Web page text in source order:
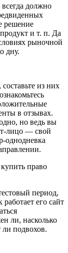
должно
решение
и т. п. Да
рыночной
дну.
из них
в отзывах.
но ведь вы
лицо — свой
однодневка
право
период,
работает его сайт
ли, насколько
ли подвохов.